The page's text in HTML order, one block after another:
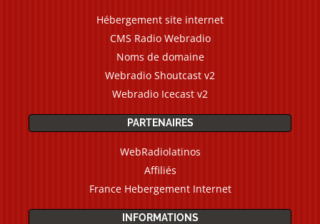
Hébergement site internet
CMS Radio Webradio
Noms de domaine
Webradio Shoutcast v2
Webradio Icecast v2
PARTENAIRES
WebRadiolatinos
Affiliés
France Hebergement Internet
INFORMATIONS